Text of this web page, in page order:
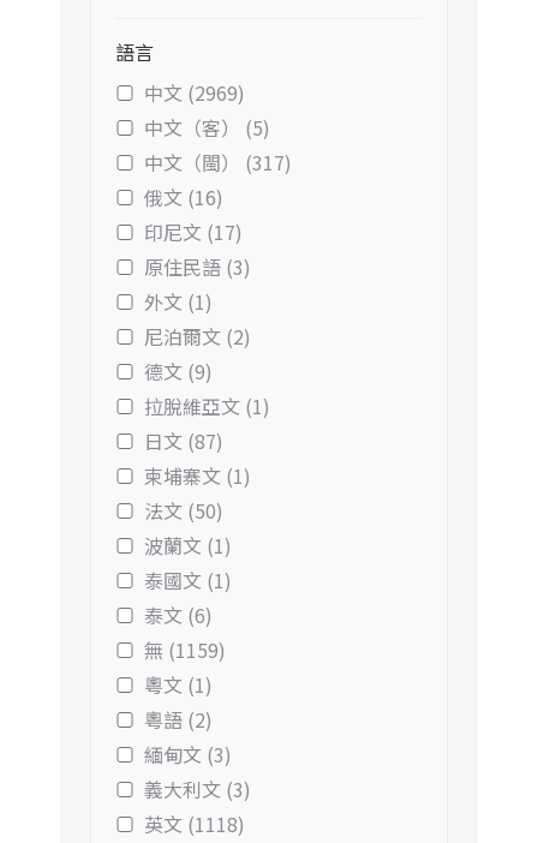
語言
中文 (2969)
中文（客） (5)
中文（閩） (317)
俄文 (16)
印尼文 (17)
原住民語 (3)
外文 (1)
尼泊爾文 (2)
德文 (9)
拉脫維亞文 (1)
日文 (87)
柬埔寨文 (1)
法文 (50)
波蘭文 (1)
泰國文 (1)
泰文 (6)
無 (1159)
粵文 (1)
粵語 (2)
緬甸文 (3)
義大利文 (3)
英文 (1118)